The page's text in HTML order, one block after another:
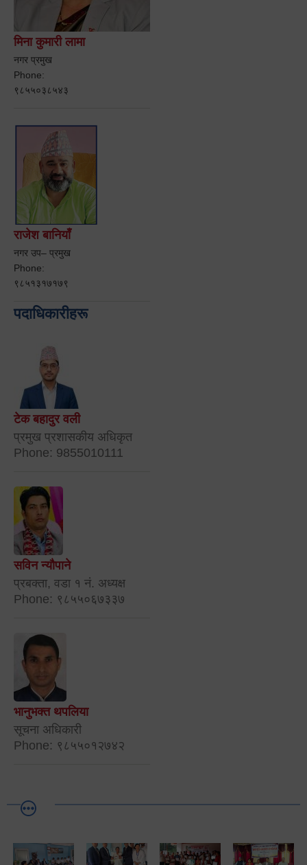
मिना कुमारी लामा
नगर प्रमुख
Phone:
९८५५०३८५४३
राजेश बानियाँ
नगर उप– प्रमुख
Phone:
९८५१३१७१७९
पदाधिकारीहरू
टेक बहादुर वली
प्रमुख प्रशासकीय अधिकृत
Phone: 9855010111
सविन न्यौपाने
प्रबक्ता, वडा १ नं. अध्यक्ष
Phone: ९८५५०६७३३७
भानुभक्त थपलिया
सूचना अधिकारी
Phone: ९८५५०१२७४२